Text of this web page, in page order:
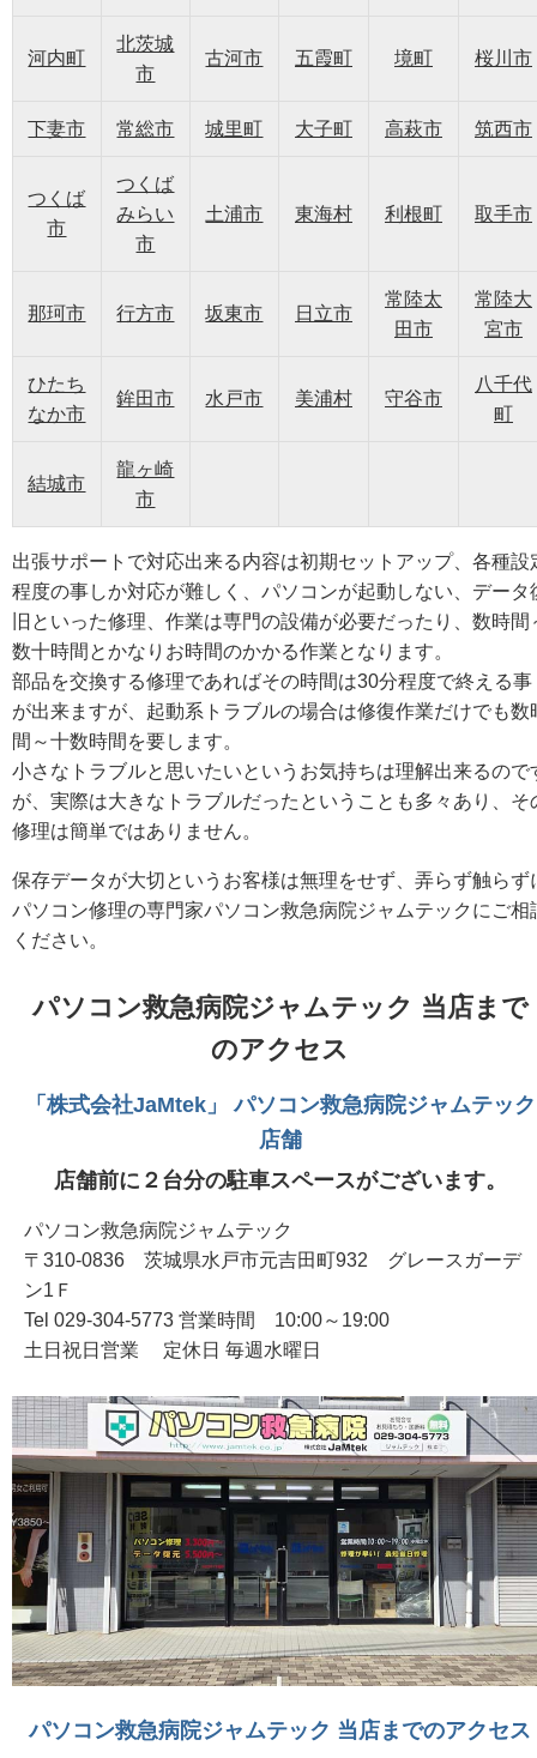
河内町
北茨城
市
古河市 五霞町 境町 桜川市
下妻市 常総市 城里町 大子町 高萩市 筑西市
つくば
市
つくば
みらい
市
土浦市 東海村 利根町 取手市
那珂市 行方市 坂東市 日立市
常陸太
田市
常陸大
宮市
ひたち
なか市
鉾田市 水戸市 美浦村 守谷市
八千代
町
結城市
龍ヶ崎
市
出張サポートで対応出来る内容は初期セットアップ、各種設
程度の事しか対応が難しく、パソコンが起動しない、データ
旧といった修理、作業は専門の設備が必要だったり、数時間
数十時間とかなりお時間のかかる作業となります。
部品を交換する修理であればその時間は30分程度で終える事
が出来ますが、起動系トラブルの場合は修復作業だけでも数
間～十数時間を要します。
小さなトラブルと思いたいというお気持ちは理解出来るので
が、実際は大きなトラブルだったということも多々あり、そ
修理は簡単ではありません。
保存データが大切というお客様は無理をせず、弄らず触らず
パソコン修理の専門家パソコン救急病院ジャムテックにご相
ください。
パソコン救急病院ジャムテック 当店まで
のアクセス
「株式会社JaMtek」 パソコン救急病院ジャムテック
店舗
店舗前に２台分の駐車スペースがございます。
パソコン救急病院ジャムテック
〒310-0836 茨城県水戸市元吉田町932 グレースガーデ
ン1Ｆ
Tel 029-304-5773 営業時間 10:00～19:00
土日祝日営業 定休日 毎週水曜日
パソコン救急病院ジャムテック 当店までのアクセス